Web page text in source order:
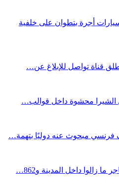
أجرة بتطوان على خلفية
قناة تواصل للإبلاغ عن…
فرنسي مبحوث عنه دوليًا بتهمة…